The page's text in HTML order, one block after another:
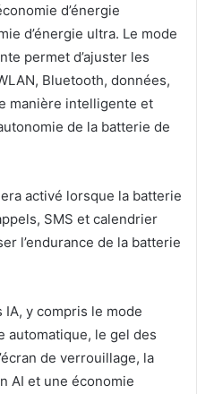
d’énergie
d’énergie ultra. Le mode
permet d’ajuster les
Bluetooth, données,
manière intelligente et
de la batterie de
activé lorsque la batterie
SMS et calendrier
l’endurance de la batterie
y compris le mode
automatique, le gel des
de verrouillage, la
AI et une économie